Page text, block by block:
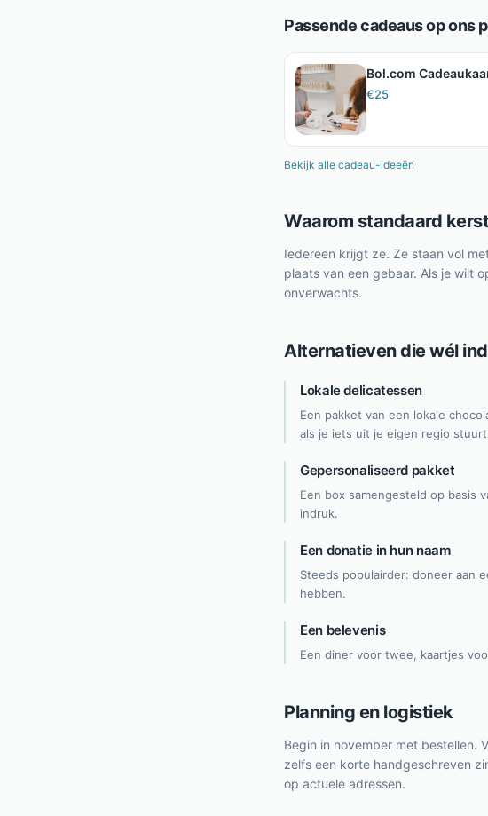
Passende cadeaus op ons
Bol.com
€25
Bekijk alle cadeau-ideeën
Waarom standaard
Iedereen krijgt ze. Ze staan vol
plaats van een gebaar. Als je wilt
onverwachts.
Alternatieven die wél
Lokale delicatessen
Een pakket van een lokale
als je iets uit je eigen regio
Gepersonaliseerd pakket
Een box samengesteld op basis
indruk.
Een donatie in hun naam
Steeds populairder: doneer aan
hebben.
Een belevenis
Een diner voor twee, kaartjes
Planning en logistiek
Begin in november met bestellen.
zelfs een korte handgeschreven
op actuele adressen.